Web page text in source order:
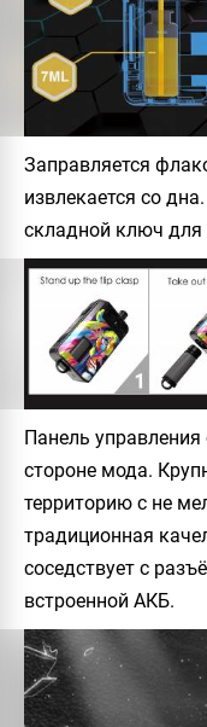
Заправляется
извлекается со
складной ключ для
Панель
стороне мода.
территорию с не
традиционная
соседствует с
встроенной АКБ.